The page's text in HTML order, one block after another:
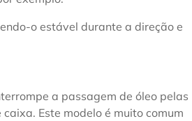
o estável durante a direção e
a passagem de óleo pelas
Este modelo é muito comum